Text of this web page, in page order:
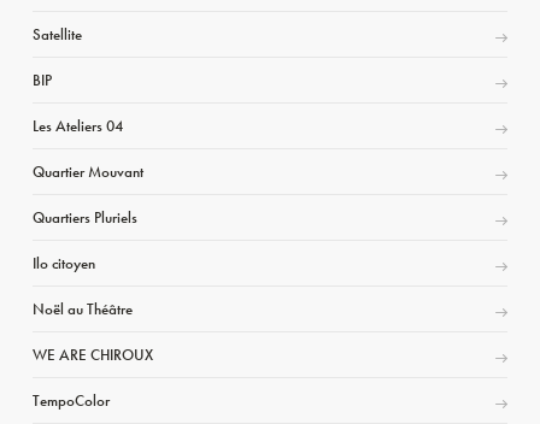
Satellite
BIP
Les Ateliers 04
Quartier Mouvant
Quartiers Pluriels
Ilo citoyen
Noël au Théâtre
WE ARE CHIROUX
TempoColor